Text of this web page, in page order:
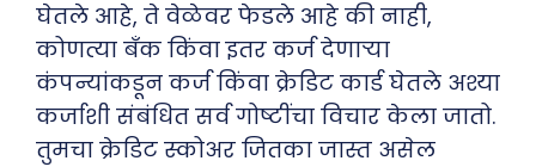
घेतले आहे, ते वेळेवर फेडले आहे की नाही,
कोणत्या बँक किंवा इतर कर्ज देणार्‍या
कंपन्यांकडून कर्ज किंवा क्रेडिट कार्ड घेतले अश्या
कर्जाशी संबंधित सर्व गोष्टींचा विचार केला जातो.
तुमचा क्रेडिट स्कोअर जितका जास्त असेल